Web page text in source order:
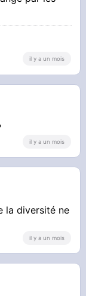
il y a un mois
il y a un mois
la diversité ne
il y a un mois